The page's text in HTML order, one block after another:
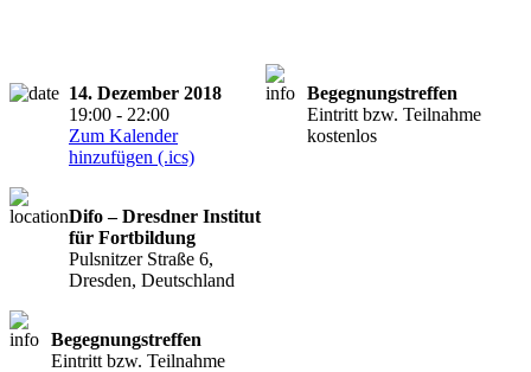
14. Dezember 2018
19:00 - 22:00
Zum Kalender
hinzufügen (.ics)
Difo – Dresdner Institut
für Fortbildung
Pulsnitzer Straße 6,
Dresden, Deutschland
Begegnungstreffen
Eintritt bzw. Teilnahme
kostenlos
Begegnungstreffen
Eintritt bzw. Teilnahme